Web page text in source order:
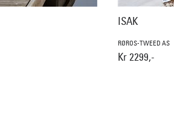
ISAK
RØROS-TWEED AS
Kr 2299,-